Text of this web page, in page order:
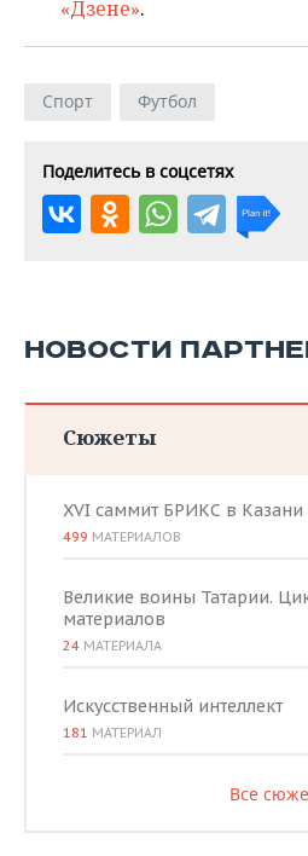
«Дзене».
Спорт Футбол
Поделитесь в соцсетях
НОВОСТИ
Сюжеты
XVI саммит БРИКС в Казани
499 МАТЕРИАЛОВ
Великие воины Татарии.
материалов
24 МАТЕРИАЛА
Искусственный интеллект
181 МАТЕРИАЛ
Все